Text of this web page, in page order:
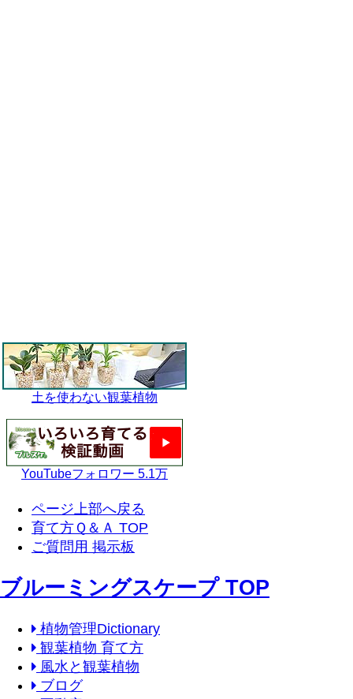
土を使わない観葉植物
YouTubeフォロワー 5.1万
ページ上部へ戻る
育て方Ｑ＆Ａ TOP
ご質問用 掲示板
ブルーミングスケープ TOP
植物管理Dictionary
観葉植物 育て方
風水と観葉植物
ブログ